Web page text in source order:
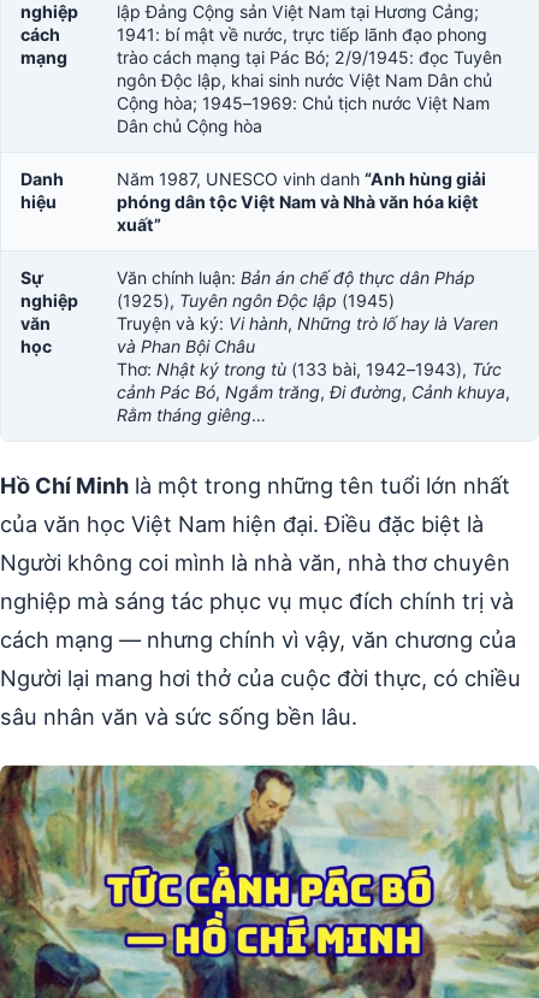
nghiệp
cách
mạng
lập Đảng Cộng sản Việt Nam tại Hương Cảng;
1941: bí mật về nước, trực tiếp lãnh đạo phong
trào cách mạng tại Pác Bó; 2/9/1945: đọc Tuyên
ngôn Độc lập, khai sinh nước Việt Nam Dân chủ
Cộng hòa; 1945–1969: Chủ tịch nước Việt Nam
Dân chủ Cộng hòa
Danh
hiệu
Năm 1987, UNESCO vinh danh “Anh hùng giải
phóng dân tộc Việt Nam và Nhà văn hóa kiệt
xuất”
Sự
nghiệp
văn
học
Văn chính luận: Bản án chế độ thực dân Pháp
(1925), Tuyên ngôn Độc lập (1945)
Truyện và ký: Vi hành, Những trò lố hay là Varen
và Phan Bội Châu
Thơ: Nhật ký trong tù (133 bài, 1942–1943), Tức
cảnh Pác Bó, Ngắm trăng, Đi đường, Cảnh khuya,
Rằm tháng giêng…
Hồ Chí Minh là một trong những tên tuổi lớn nhất
của văn học Việt Nam hiện đại. Điều đặc biệt là
Người không coi mình là nhà văn, nhà thơ chuyên
nghiệp mà sáng tác phục vụ mục đích chính trị và
cách mạng — nhưng chính vì vậy, văn chương của
Người lại mang hơi thở của cuộc đời thực, có chiều
sâu nhân văn và sức sống bền lâu.